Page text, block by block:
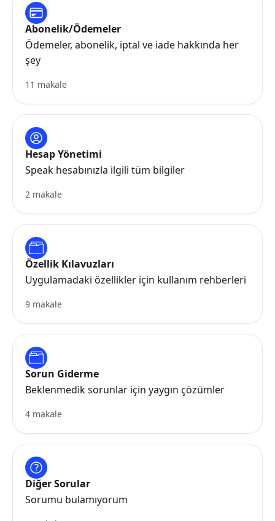
Abonelik/Ödemeler
Ödemeler, abonelik, iptal ve iade hakkında her
şey
11 makale
Hesap Yönetimi
Speak hesabınızla ilgili tüm bilgiler
2 makale
Özellik Kılavuzları
Uygulamadaki özellikler için kullanım rehberleri
9 makale
Sorun Giderme
Beklenmedik sorunlar için yaygın çözümler
4 makale
Diğer Sorular
Sorumu bulamıyorum